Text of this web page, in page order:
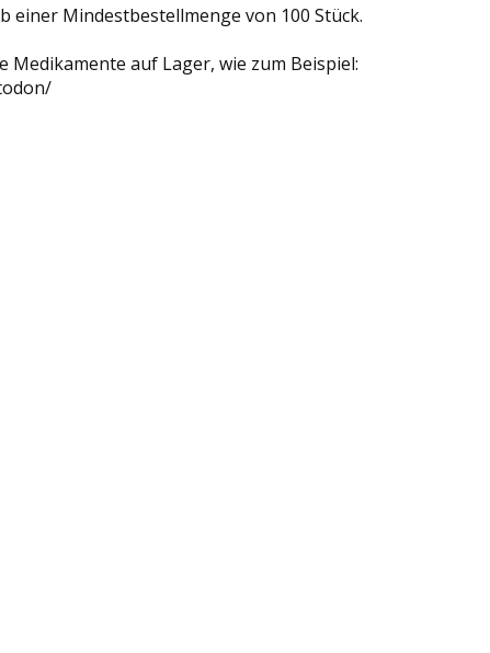
Mindestbestellmenge von 100 Stück.
Medikamente auf Lager, wie zum Beispiel: